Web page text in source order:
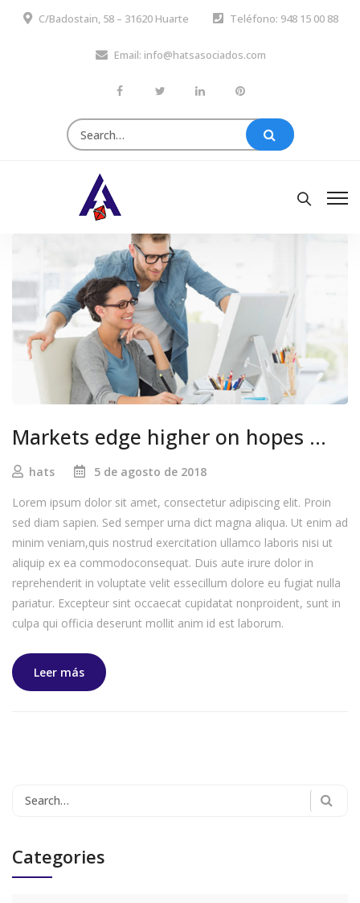
C/Badostain, 58 – 31620 Huarte Teléfono: 948 15 00 88
Email: info@hatsasociados.com
Search
for:
Markets edge higher on hopes …
hats
5 de agosto de 2018
Lorem ipsum dolor sit amet, consectetur adipiscing elit. Proin
sed diam sapien. Sed semper urna dict magna aliqua. Ut enim ad
minim veniam,quis nostrud exercitation ullamco laboris nisi ut
aliquip ex ea commodoconsequat. Duis aute irure dolor in
reprehenderit in voluptate velit essecillum dolore eu fugiat nulla
pariatur. Excepteur sint occaecat cupidatat nonproident, sunt in
culpa qui officia deserunt mollit anim id est laborum.
Leer más
Search
Categories